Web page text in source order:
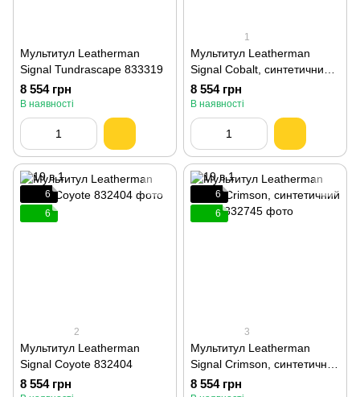
Мультитул Leatherman
Signal Tundrascape 833319
8 554 грн
В наявності
1
Мультитул Leatherman
Signal Cobalt, синтетичний
чохол 832741
8 554 грн
В наявності
6
6
2
Мультитул Leatherman
Signal Coyote 832404
8 554 грн
6
6
3
Мультитул Leatherman
Signal Crimson, синтетичний
чохол 832745
8 554 грн